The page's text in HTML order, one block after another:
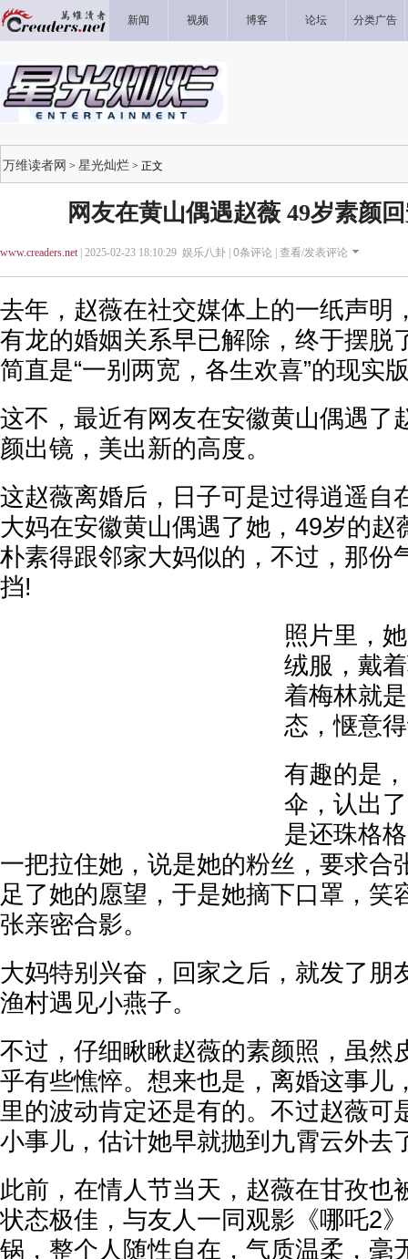
新闻 视频 博客 论坛 分类广告
万维读者网 > 星光灿烂 > 正文
网友在黄山偶遇赵薇 49岁素颜
www.creaders.net| 2025-02-23 18:10:29 娱乐八卦 | 0条评论 | 查看/发表评论
去年，赵薇在社交媒体上的一纸声明
有龙的婚姻关系早已解除，终于摆脱
简直是“一别两宽，各生欢喜”的现实
这不，最近有网友在安徽黄山偶遇了
颜出镜，美出新的高度。
这赵薇离婚后，日子可是过得逍遥自
大妈在安徽黄山偶遇了她，49岁的赵
朴素得跟邻家大妈似的，不过，那份
挡!
照片里，
绒服，戴
着梅林就
态，惬意
有趣的是
伞，认出
是还珠格
一把拉住她，说是她的粉丝，要求合
足了她的愿望，于是她摘下口罩，笑
张亲密合影。
大妈特别兴奋，回家之后，就发了朋
渔村遇见小燕子。
不过，仔细瞅瞅赵薇的素颜照，虽然
乎有些憔悴。想来也是，离婚这事儿
里的波动肯定还是有的。不过赵薇可
小事儿，估计她早就抛到九霄云外去
此前，在情人节当天，赵薇在甘孜也
状态极佳，与友人一同观影《哪吒2
锅，整个人随性自在，气质温柔，毫